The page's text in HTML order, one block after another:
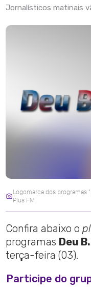
Jornalísticos matinais
Logomarca dos programas
Plus FM
Confira abaixo o
programas Deu
terça-feira (03).
Participe do